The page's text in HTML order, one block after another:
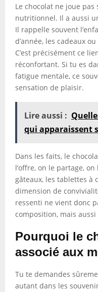
Le chocolat ne joue
nutritionnel. Il a aussi
Il rappelle souvent
d’année, les cadeaux
C’est précisément ce
réconfortant. Si tu es
fatigue mentale, ce
sensation de plaisir.
Lire aussi :
qui apparaissent
Dans les faits, le
l’offre, on le partage,
gâteaux, les tablettes à
dimension de
ressenti ne vient donc
composition, mais
Pourquoi le
associé aux
Tu te demandes
autant dans les